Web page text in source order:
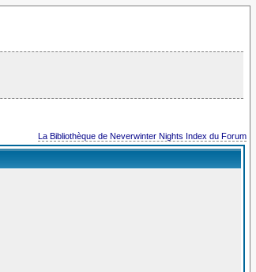
La Bibliothèque de Neverwinter Nights Index du Forum